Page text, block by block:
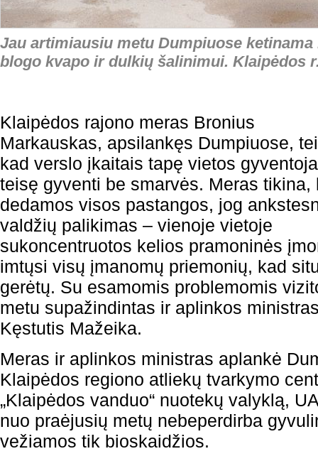
Jau artimiausiu metu Dumpiuose
blogo kvapo ir dulkių šalinimui. Klaipėdos
Klaipėdos rajono meras Bronius
Markauskas, apsilankęs Dumpiuose,
kad verslo įkaitais tapę vietos
teisę gyventi be smarvės. Meras tikina,
dedamos visos pastangos, jog
valdžių palikimas – vienoje vietoje
sukoncentruotos kelios pramoninės
imtųsi visų įmanomų priemonių, kad
gerėtų. Su esamomis problemomis
metu supažindintas ir aplinkos
Kęstutis Mažeika.
Meras ir aplinkos ministras aplankė
Klaipėdos regiono atliekų tvarkymo
„Klaipėdos vanduo“ nuotekų valyklą,
nuo praėjusių metų nebeperdirba
vežiamos tik bioskaidžios.